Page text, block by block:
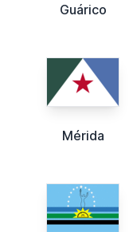
Guárico
Mérida